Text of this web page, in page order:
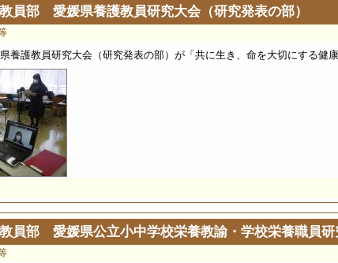
員部 愛媛県養護教員研究大会（研究発表の部）
養護教員研究大会（研究発表の部）が「共に生き、命を大切にする健
員部 愛媛県公立小中学校栄養教諭・学校栄養職員研